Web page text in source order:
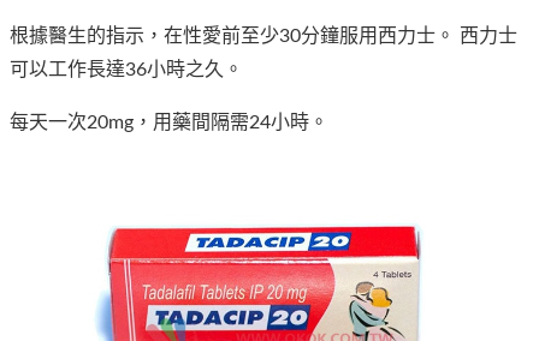
根據醫生的指示，在性愛前至少30分鐘服用西力士。 西力士
可以工作長達36小時之久。
每天一次20mg，用藥間隔需24小時。